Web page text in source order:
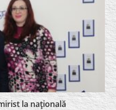
la naţională